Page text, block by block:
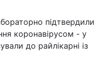
Війна
підтвердили
коронавірусом - у
до райлікарні із